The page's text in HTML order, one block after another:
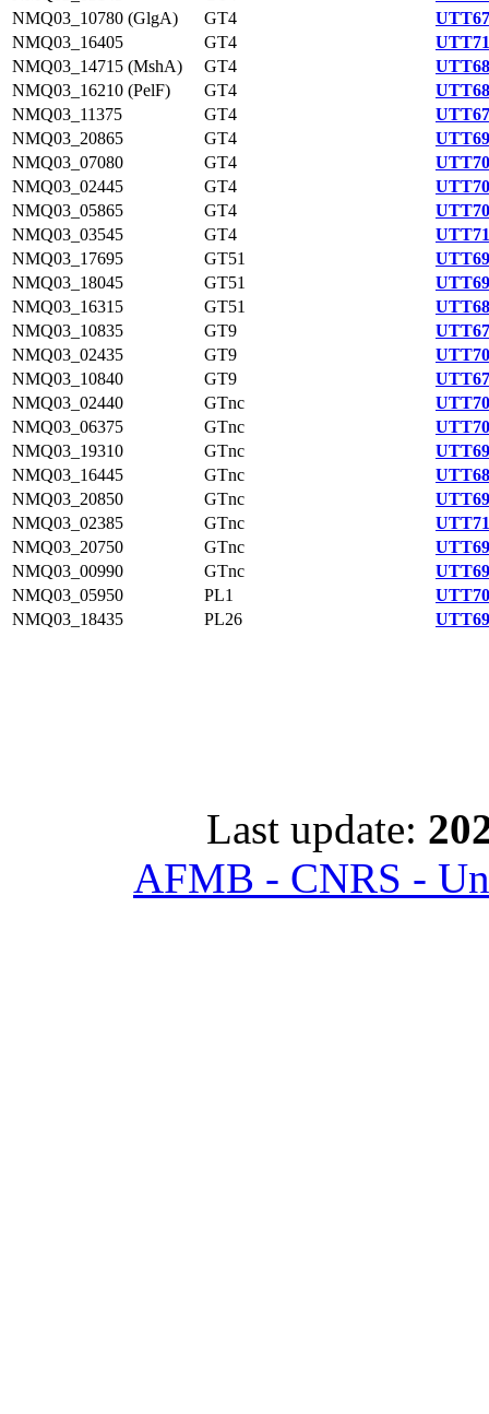
NMQ03_10780 (GlgA)
GT4
NMQ03_16405
GT4
NMQ03_14715 (MshA)
GT4
NMQ03_16210 (PelF)
GT4
NMQ03_11375
GT4
NMQ03_20865
GT4
NMQ03_07080
GT4
NMQ03_02445
GT4
NMQ03_05865
GT4
NMQ03_03545
GT4
NMQ03_17695
GT51
NMQ03_18045
GT51
NMQ03_16315
GT51
NMQ03_10835
GT9
NMQ03_02435
GT9
NMQ03_10840
GT9
NMQ03_02440
GTnc
NMQ03_06375
GTnc
NMQ03_19310
GTnc
NMQ03_16445
GTnc
NMQ03_20850
GTnc
NMQ03_02385
GTnc
NMQ03_20750
GTnc
NMQ03_00990
GTnc
NMQ03_05950
PL1
NMQ03_18435
PL26
Last update:
AFMB - CNRS -